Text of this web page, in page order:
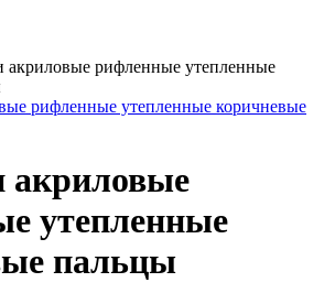
акриловые рифленные утепленные
акриловые
утепленные
пальцы